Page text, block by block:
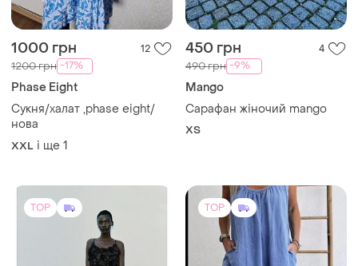
1000 грн 12
1200 грн -17%
Phase Eight
Сукня/халат ,phase eight/
нова
XXL і ще 1
450 грн 4
490 грн -9%
Mango
Сарафан жіночий mango
ХS
TOP TOP